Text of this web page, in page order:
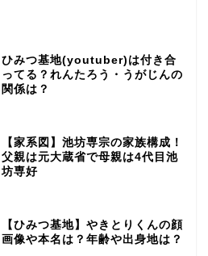
ひみつ基地(youtuber)は付き合
ってる？れんたろう・うがじんの
関係は？
【家系図】池坊専宗の家族構成！
父親は元大蔵省で母親は4代目池
坊専好
【ひみつ基地】やきとりくんの顔
画像や本名は？年齢や出身地は？